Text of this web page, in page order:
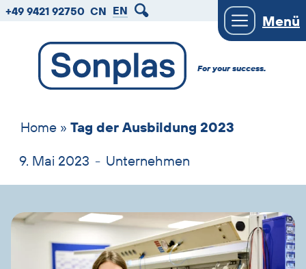
zum
zum
zum
+49 9421 92750 CN EN
For your success.
Menü
Home » Tag der Ausbildung 2023
9. Mai 2023 - Unternehmen
und
überspringen